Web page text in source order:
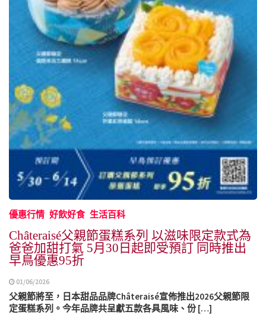
優惠行情 好飲好食 生活百科
Châteraisé父親節蛋糕系列 以滋味限定款式為
爸爸加甜打氣 5月30日起即受預訂 同時推出
早鳥優惠95折
01/06/2026
父親節將至，日本甜品品牌Châteraisé宣佈推出2026父親節限
定蛋糕系列。今年品牌共呈獻五款各具風味、份 […]